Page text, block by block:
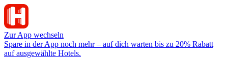
Zur App wechseln
Spare in der App noch mehr – auf dich warten bis zu 20% Rabatt
auf ausgewählte Hotels.